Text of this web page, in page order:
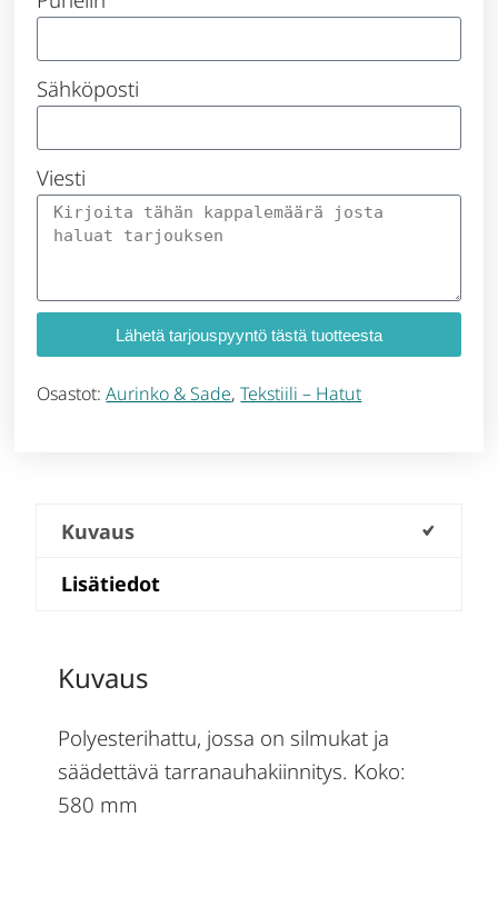
Sähköposti
Viesti
Lähetä tarjouspyyntö tästä tuotteesta
Osastot:Aurinko & Sade,Tekstiili – Hatut
Kuvaus
Lisätiedot
Kuvaus
Polyesterihattu, jossa on silmukat ja
säädettävä tarranauhakiinnitys. Koko:
580 mm